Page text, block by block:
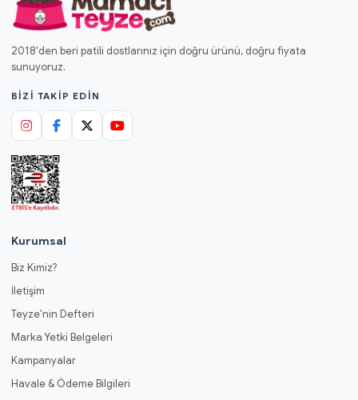
2018'den beri patili dostlarınız için doğru ürünü, doğru fiyata
sunuyoruz.
BIZI TAKIP EDIN
Kurumsal
Biz Kimiz?
İletişim
Teyze'nin Defteri
Marka Yetki Belgeleri
Kampanyalar
Havale & Ödeme Bilgileri